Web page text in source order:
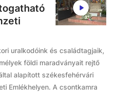
uralkodóink és családtagjaik,
földi maradványait rejtő
alapított székesfehérvári
Emlékhelyen. A csontkamra